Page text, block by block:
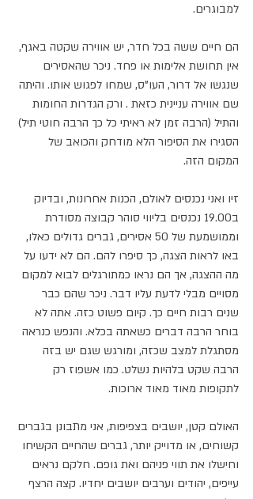
למבוגרים.
הם חיים ששה בכל חדר, יש אווירה שקטה באגף,
אין תחושת אלימות או פחד. ניכר שהאסירים
שנגשו אל דרור, העו"ס, שמחו לפגוש אותו. והיתה
שם אווירה עניינית כזאת . ורק הגדרות החומות
והתיל (הרבה זמן לא ראיתי כל כך הרבה חוטי תיל)
הסגירו את הסיפור הלא מודחק והכואב של
המקום הזה.
זיו ואני נכנסים לאולם, הכנות אחרונות, ובדיוק
ב19.00 נכנסים בליווי סוהר קבוצה מסודרת
וממושמעת של 50 אסירים, גברים גדולים כאלו,
באו לראות הצגה, כך סיפרו להם. הם לא ידעו על
מה ההצגה, אך הם נראו כמתורגלים לבוא למקום
מסויים מבלי לדעת עליו דבר. ניכר שהם כבר
שנים רבות חיים כך. קיום פשוט כזה. אתה לא
בוחר הרבה דברים כשאתה בכלא. והנפש כנראה
מסתגלת למצב שכזה, ומורגש שגם יש בזה
הרבה שקט בלהיות נשלט. כמו אשפוז רק
לתקופות מאוד מאוד ארוכות.
האולם קטן, יושבים בצפיפות, אני מתבונן בגברים
קשוחים, או מדוייק יותר, גברים שהחיים הקשיחו
וחישלו את תווי פניהם ואת גופם. חלקם נראים
עייפים, יהודים וערבים יושבים יחדיו. קצה הרצף